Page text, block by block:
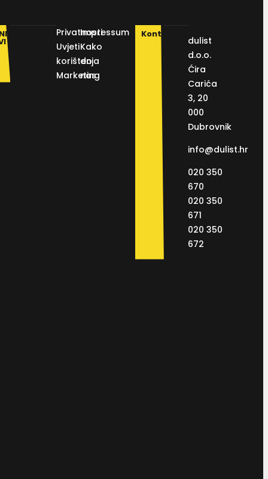
Privatnosti
Uvjeti
korištenja
Marketing
Impressum
Kako
do
nas
Kontakt
dulist
d.o.o.
Ćira
Carića
3, 20
000
Dubrovnik
info@dulist.hr
020 350
670
020 350
671
020 350
672